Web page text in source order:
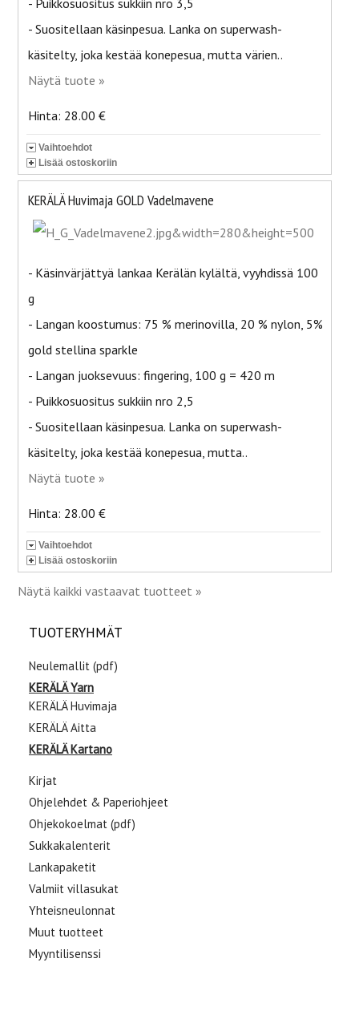
- Puikkosuositus sukkiin nro 3,5
- Suositellaan käsinpesua. Lanka on superwash-
käsitelty, joka kestää konepesua, mutta värien..
Näytä tuote »
Hinta: 28.00 €
Vaihtoehdot
Lisää ostoskoriin
KERÄLÄ Huvimaja GOLD Vadelmavene
- Käsinvärjättyä lankaa Kerälän kylältä, vyyhdissä 100
g
- Langan koostumus: 75 % merinovilla, 20 % nylon, 5%
gold stellina sparkle
- Langan juoksevuus: fingering, 100 g = 420 m
- Puikkosuositus sukkiin nro 2,5
- Suositellaan käsinpesua. Lanka on superwash-
käsitelty, joka kestää konepesua, mutta..
Näytä tuote »
Hinta: 28.00 €
Vaihtoehdot
Lisää ostoskoriin
Näytä kaikki vastaavat tuotteet »
TUOTERYHMÄT
Neulemallit (pdf)
KERÄLÄ Yarn
KERÄLÄ Huvimaja
KERÄLÄ Aitta
KERÄLÄ Kartano
Kirjat
Ohjelehdet & Paperiohjeet
Ohjekokoelmat (pdf)
Sukkakalenterit
Lankapaketit
Valmiit villasukat
Yhteisneulonnat
Muut tuotteet
Myyntilisenssi